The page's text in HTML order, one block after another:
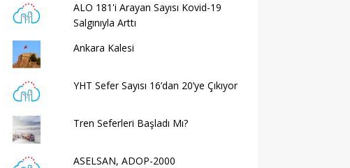
ALO 181'i Arayan Sayısı Kovid-19
Salgınıyla Arttı
Ankara Kalesi
YHT Sefer Sayısı 16’dan 20’ye Çıkıyor
Tren Seferleri Başladı Mı?
ASELSAN, ADOP-2000